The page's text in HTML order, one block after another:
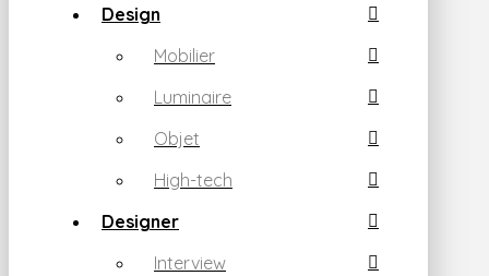
Design
Mobilier
Luminaire
Objet
High-tech
Designer
Interview